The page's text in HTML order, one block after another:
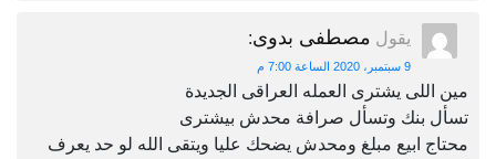
يقول مصطفى بدوى:
9 سبتمبر، 2020 الساعة 7:00 م
مين اللى يشترى العمله العراقى الجديدة
تسأل بنك وتسأل صرافة محدش بيشترى
محتاج ابيع مبلغ ومحدش يضحك عليا ويتقى الله لو حد يعرف